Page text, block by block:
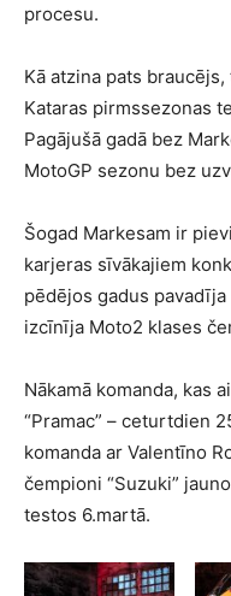
procesu.
Kā atzina pats
Kataras pirmssezonas
Pagājušā gadā bez
MotoGP sezonu bez
Šogad Markesam ir
karjeras sīvākajiem
pēdējos gadus
izcīnīja Moto2 klases
Nākamā komanda, kas
“Pramac” – ceturtdien
komanda ar Valentīno
čempioni “Suzuki”
testos 6.martā.